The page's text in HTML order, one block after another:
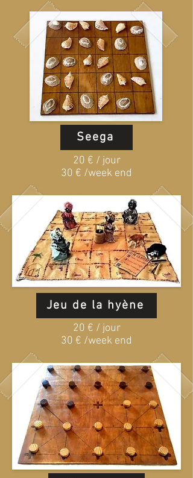
Seega
20 € / jour
30 € /week end
Jeu de la hyène
20 € / jour
30 € /week end